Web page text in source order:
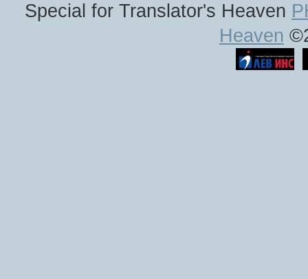
Special for Translator's Heaven
Heaven